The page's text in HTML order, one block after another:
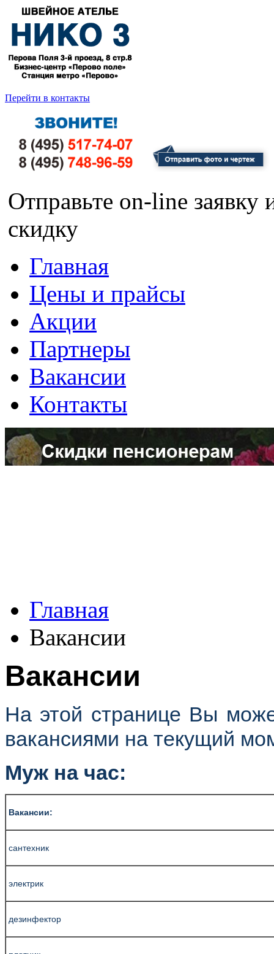
Перейти в контакты
Отправьте on-line
скидку
Главная
Цены и прайсы
Акции
Партнеры
Вакансии
Контакты
Главная
Вакансии
Вакансии
На этой странице Вы
вакансиями на текущий
Муж на час:
Вакансии:
сантехник
электрик
дезинфектор